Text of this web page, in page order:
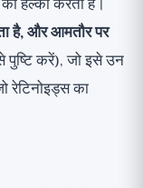
हल्का करता है।
है, और आमतौर पर
पुष्टि करें), जो इसे उन
रेटिनोइड्स का